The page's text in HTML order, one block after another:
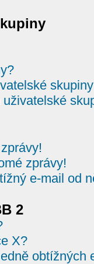
zprávy!
e-mail od
2
X?